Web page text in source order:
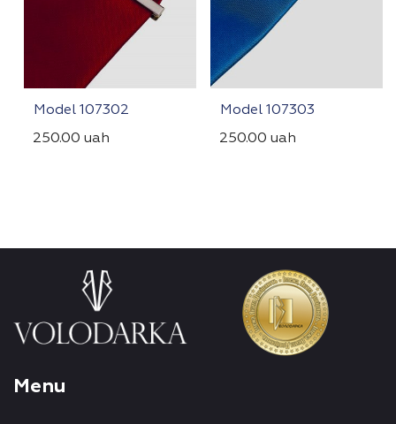
Model 107302
250.00 uah
Model 107303
250.00uah
Menu